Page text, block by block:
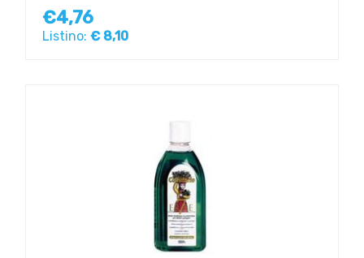
€4,76
Listino: € 8,10